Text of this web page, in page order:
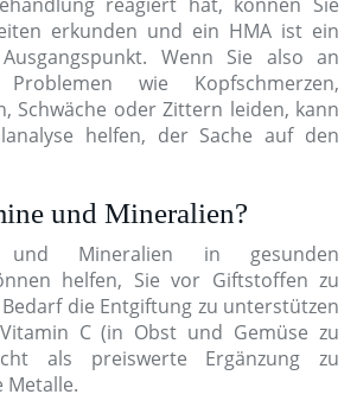
erkunden und ein HMA ist ein
Wenn Sie also an
Problemen wie Kopfschmerzen,
Schwäche oder Zittern leiden, kann
helfen, der Sache auf den
und Mineralien?
Mineralien in gesunden
helfen, Sie vor Giftstoffen zu
die Entgiftung zu unterstützen
C (in Obst und Gemüse zu
als preiswerte Ergänzung zu
Metalle.